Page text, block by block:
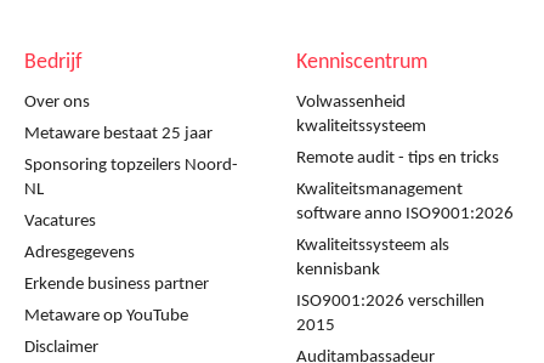
Bedrijf
Over ons
Metaware bestaat 25 jaar
Sponsoring topzeilers Noord-
NL
Vacatures
Adresgegevens
Erkende business partner
Metaware op YouTube
Disclaimer
Kenniscentrum
Volwassenheid
kwaliteitssysteem
Remote audit - tips en tricks
Kwaliteitsmanagement
software anno ISO9001:2026
Kwaliteitssysteem als
kennisbank
ISO9001:2026 verschillen
2015
Auditambassadeur